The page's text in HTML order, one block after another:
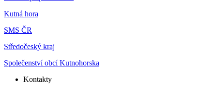
Kutná hora
SMS ČR
Středočeský kraj
Společenství obcí Kutnohorska
Kontakty